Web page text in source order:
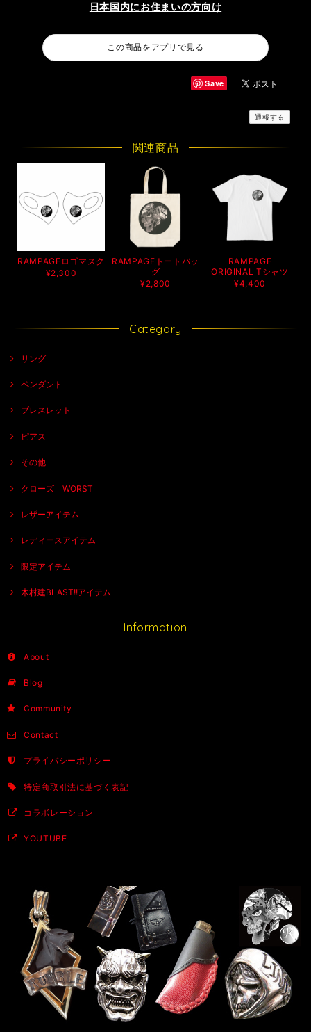
日本国内にお住まいの方向け
この商品をアプリで見る
Save
通報する
関連商品
RAMPAGEロゴマスク
¥2,300
RAMPAGEトートバッ
グ
¥2,800
RAMPAGE
ORIGINAL Tシャツ
¥4,400
Category
リング
ペンダント
ブレスレット
ピアス
その他
クローズ WORST
レザーアイテム
レディースアイテム
限定アイテム
木村建BLAST!!アイテム
Information
About
Blog
Community
Contact
プライバシーポリシー
特定商取引法に基づく表記
コラボレーション
YOUTUBE